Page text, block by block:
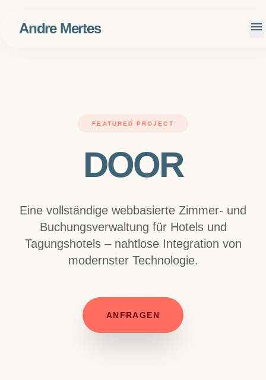
Andre Mertes menu
FEATURED PROJECT
DOOR
Eine vollständige webbasierte Zimmer- und
Buchungsverwaltung für Hotels und
Tagungshotels – nahtlose Integration von
modernster Technologie.
ANFRAGEN